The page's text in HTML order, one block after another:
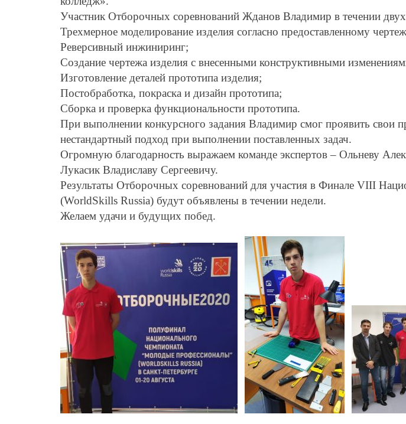
Участник Отборочных соревнований Жданов Владимир в течении
Трехмерное моделирование изделия согласно предоставленному
Реверсивный инжиниринг;
Создание чертежа изделия с внесенными конструктивными
Изготовление деталей прототипа изделия;
Постобработка, покраска и дизайн прототипа;
Сборка и проверка функциональности прототипа.
При выполнении конкурсного задания Владимир смог проявить свои
нестандартный подход при выполнении поставленных задач.
Огромную благодарность выражаем команде экспертов – Ольневу
Лукасик Владиславу Сергеевичу.
Результаты Отборочных соревнований для участия в Финале VIII
(WorldSkills Russia) будут объявлены в течении недели.
Желаем удачи и будущих побед.